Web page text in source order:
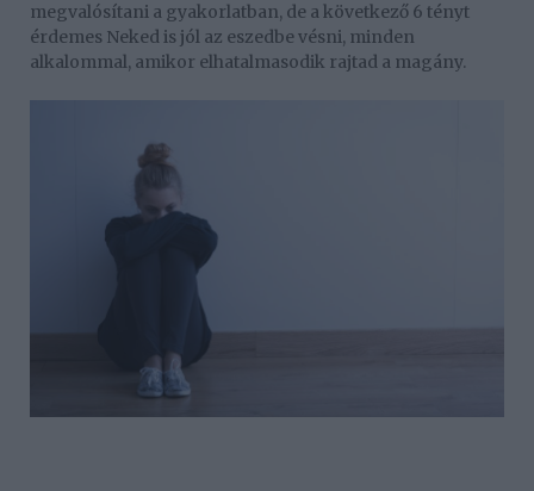
megvalósítani a gyakorlatban, de a következő 6 tényt
érdemes Neked is jól az eszedbe vésni, minden
alkalommal, amikor elhatalmasodik rajtad a magány.